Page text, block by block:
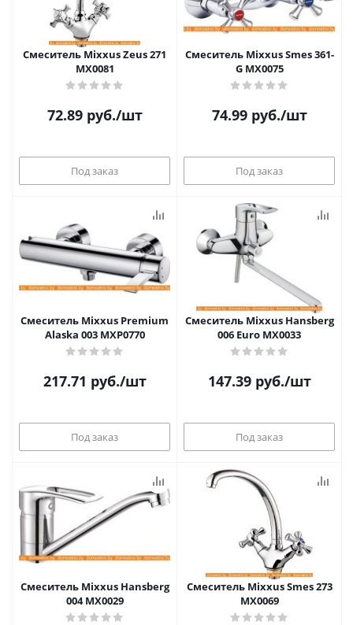
Смеситель Mixxus Zeus 271
MX0081
72.89руб./шт
Под заказ
Смеситель Mixxus Smes 361-
G MX0075
74.99руб./шт
Под заказ
Смеситель Mixxus Premium
Alaska 003 MXP0770
217.71 руб./шт
Под заказ
Смеситель Mixxus Hansberg
006 Euro MX0033
147.39руб./шт
Под заказ
Смеситель Mixxus Hansberg
004 MX0029
Смеситель Mixxus Smes 273
MX0069